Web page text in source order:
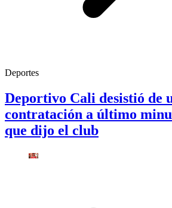
Deportes
Deportivo Cali desistió de
contratación a último
que dijo el club